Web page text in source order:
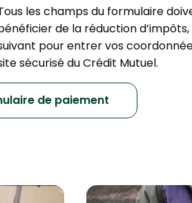
les champs du formulaire
de la réduction d’impôts,
pour entrer vos
sécurisé du Crédit Mutuel.
de paiement